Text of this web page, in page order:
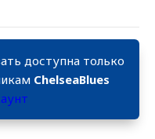
доступна только
ChelseaBlues